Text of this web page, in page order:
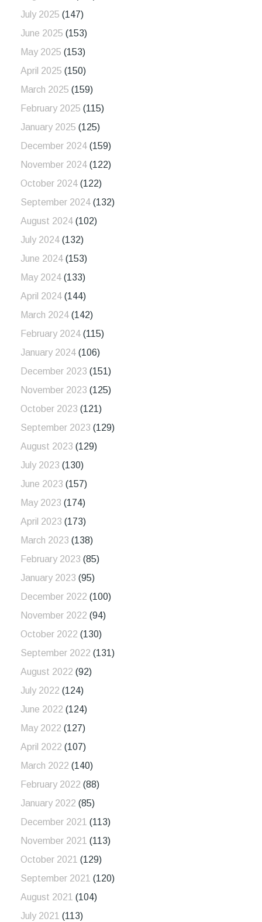
July 2025 (147)
June 2025 (153)
May 2025 (153)
April 2025 (150)
March 2025 (159)
February 2025 (115)
January 2025 (125)
December 2024 (159)
November 2024 (122)
October 2024 (122)
September 2024 (132)
August 2024 (102)
July 2024 (132)
June 2024 (153)
May 2024 (133)
April 2024 (144)
March 2024 (142)
February 2024 (115)
January 2024 (106)
December 2023 (151)
November 2023 (125)
October 2023 (121)
September 2023 (129)
August 2023 (129)
July 2023 (130)
June 2023 (157)
May 2023 (174)
April 2023 (173)
March 2023 (138)
February 2023 (85)
January 2023 (95)
December 2022 (100)
November 2022 (94)
October 2022 (130)
September 2022 (131)
August 2022 (92)
July 2022 (124)
June 2022 (124)
May 2022 (127)
April 2022 (107)
March 2022 (140)
February 2022 (88)
January 2022 (85)
December 2021 (113)
November 2021 (113)
October 2021 (129)
September 2021 (120)
August 2021 (104)
July 2021 (113)